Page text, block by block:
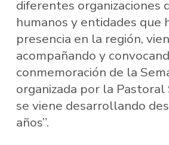
diferentes organizaciones
humanos y entidades que
presencia en la región,
acompañando y
conmemoración de la
organizada por la Pastoral
se viene desarrollando
años”.